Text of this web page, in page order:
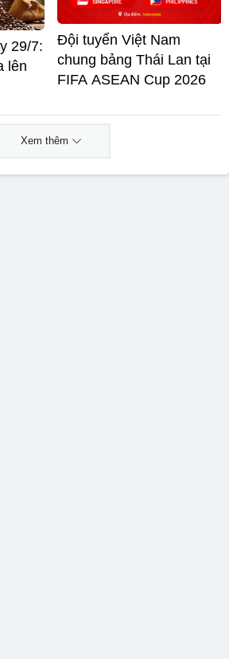
29/7:
lên
Đội tuyển Việt Nam
chung bảng Thái Lan tại
FIFA ASEAN Cup 2026
Xem thêm